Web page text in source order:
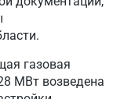
газовая
МВт возведена